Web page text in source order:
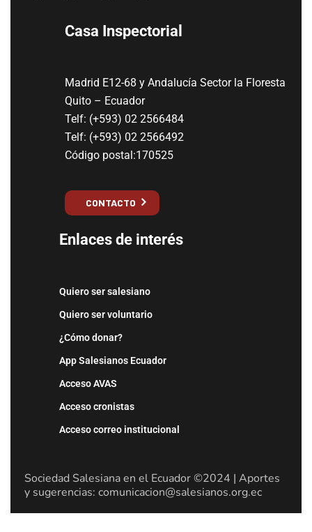
Casa Inspectorial
Madrid E12-68 y Andalucía Sector la Floresta
Quito – Ecuador
Telf: (+593) 02 2566484
Telf: (+593) 02 2566492
Código postal:170525
CONTACTO
Enlaces de interés
Quiero ser salesiano
Quiero ser voluntario
¿Cómo donar?
App Salesianos Ecuador
Acceso AVAS
Acceso cronistas
Acceso correo institucional
Sociedad Salesiana en el Ecuador ©2024 | Aportes
y sugerencias: comunicacion@salesianos.org.ec